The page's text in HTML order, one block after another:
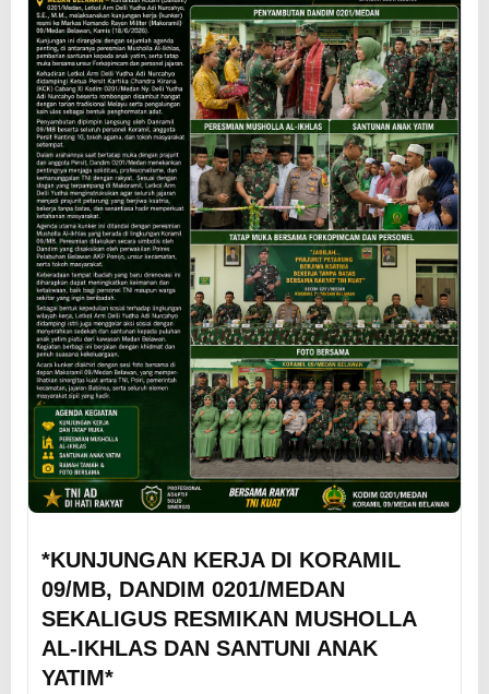
*KUNJUNGAN KERJA DI KORAMIL
09/MB, DANDIM 0201/MEDAN
SEKALIGUS RESMIKAN MUSHOLLA
AL-IKHLAS DAN SANTUNI ANAK
YATIM*